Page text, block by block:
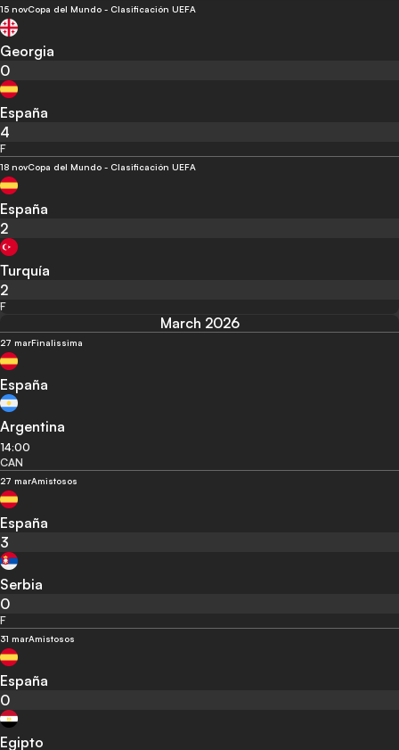
15 novCopa del Mundo - Clasificación UEFA
Georgia
0
España
4
F
18 novCopa del Mundo - Clasificación UEFA
España
2
Turquía
2
F
March 2026
27 marFinalissima
España
Argentina
14:00
CAN
27 marAmistosos
España
3
Serbia
0
F
31 marAmistosos
España
0
Egipto